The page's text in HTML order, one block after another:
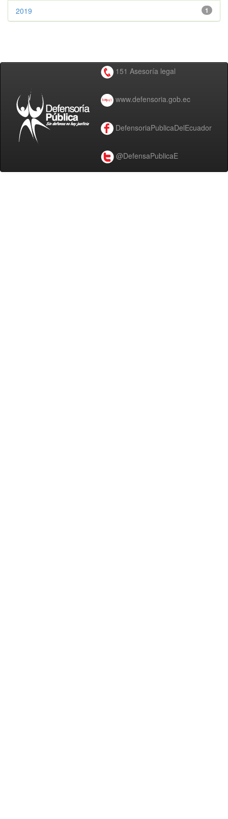
1
2019
151 Asesoría legal
www.defensoria.gob.ec
DefensoriaPublicaDelEcuador
@DefensaPublicaE